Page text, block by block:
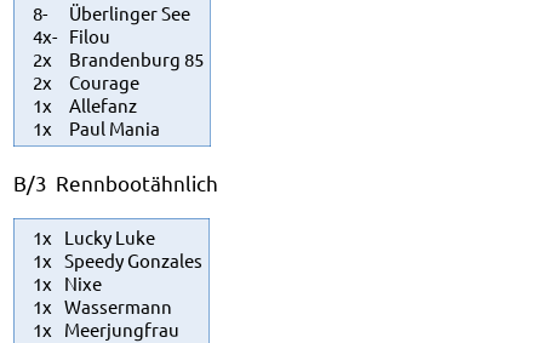
8-
4x-
2x
2x
1x
1x
Überlinger See
Filou
Brandenburg 85
Courage
Allefanz
Paul Mania
B/3 Rennbootähnlich
1x
1x
1x
1x
1x
Lucky Luke
Speedy Gonzales
Nixe
Wassermann
Meerjungfrau